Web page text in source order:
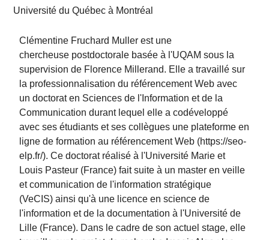
Université du Québec à Montréal
Clémentine Fruchard Muller est une
chercheuse postdoctorale basée à l'UQAM sous la
supervision de Florence Millerand. Elle a travaillé sur
la professionnalisation du référencement Web avec
un doctorat en Sciences de l'Information et de la
Communication durant lequel elle a codéveloppé
avec ses étudiants et ses collègues une plateforme en
ligne de formation au référencement Web (https://seo-
elp.fr/). Ce doctorat réalisé à l'Université Marie et
Louis Pasteur (France) fait suite à un master en veille
et communication de l'information stratégique
(VeCIS) ainsi qu'à une licence en science de
l'information et de la documentation à l'Université de
Lille (France). Dans le cadre de son actuel stage, elle